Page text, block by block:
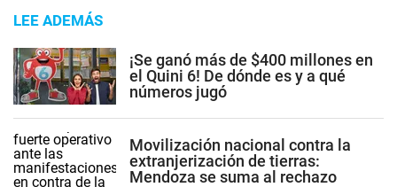
LEE ADEMÁS
¡Se ganó más de $400 millones en
el Quini 6! De dónde es y a qué
números jugó
Movilización nacional contra la
extranjerización de tierras:
Mendoza se suma al rechazo